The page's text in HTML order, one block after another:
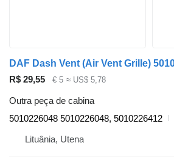
R$ 29,55 € 5 ≈ US$ 5,78
Outra peça de cabina
5010226048 5010226048, 5010226412
Lituânia, Utena